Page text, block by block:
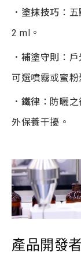
．塗抹技巧 ：
2 ml。
．補塗守則
：
可選噴霧或蜜粉
．鐵律 ：防曬
外保養干擾。
產品開發